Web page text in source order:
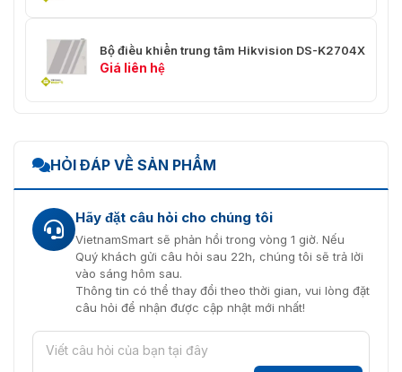
Bộ điều khiển trung tâm Hikvision DS-K2704X
Giá liên hệ
HỎI ĐÁP VỀ SẢN PHẨM
Hãy đặt câu hỏi cho chúng tôi
VietnamSmart sẽ phản hồi trong vòng 1 giờ. Nếu
Quý khách gửi câu hỏi sau 22h, chúng tôi sẽ trả lời
vào sáng hôm sau.
Thông tin có thể thay đổi theo thời gian, vui lòng đặt
câu hỏi để nhận được cập nhật mới nhất!